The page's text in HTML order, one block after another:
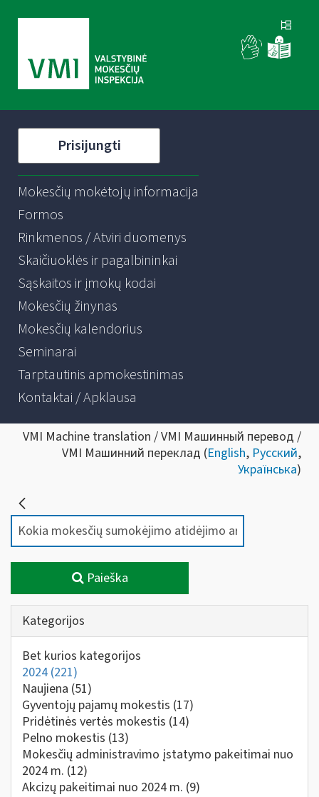
Prisijungti
Mokesčių mokėtojų informacija
Formos
Rinkmenos / Atviri duomenys
Skaičiuoklės ir pagalbininkai
Sąskaitos ir įmokų kodai
Mokesčių žinynas
Mokesčių kalendorius
Seminarai
Tarptautinis apmokestinimas
Kontaktai / Apklausa
VMI Machine translation / VMI Машинный перевод /
VMI Машинний переклад (English, Русский,
Українська)
Paieška
Kategorijos
Bet kurios kategorijos
2024 (221)
Naujiena (51)
Gyventojų pajamų mokestis (17)
Pridėtinės vertės mokestis (14)
Pelno mokestis (13)
Mokesčių administravimo įstatymo pakeitimai nuo
2024 m. (12)
Akcizų pakeitimai nuo 2024 m. (9)